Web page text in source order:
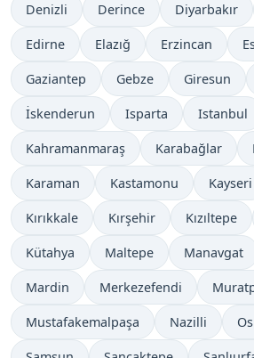
Denizli Derince Diyarbakır
Edirne Elazığ Erzincan
Gaziantep Gebze Giresun
İskenderun Isparta Istanbul
Kahramanmaraş Karabağlar
Karaman Kastamonu Kayseri
Kırıkkale Kırşehir Kızıltepe
Kütahya Maltepe Manavgat
Mardin Merkezefendi
Mustafakemalpaşa Nazilli